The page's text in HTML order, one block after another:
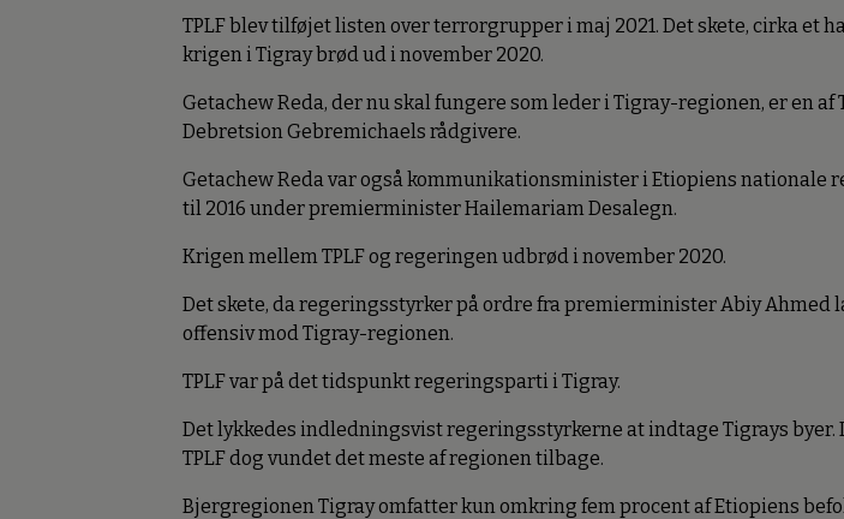
TPLF blev tilføjet listen over terrorgrupper i maj 2021. Det skete, cirka et
krigen i Tigray brød ud i november 2020.
Getachew Reda, der nu skal fungere som leder i Tigray-regionen, er en af
Debretsion Gebremichaels rådgivere.
Getachew Reda var også kommunikationsminister i Etiopiens nationale
til 2016 under premierminister Hailemariam Desalegn.
Krigen mellem TPLF og regeringen udbrød i november 2020.
Det skete, da regeringsstyrker på ordre fra premierminister Abiy Ahmed
offensiv mod Tigray-regionen.
TPLF var på det tidspunkt regeringsparti i Tigray.
Det lykkedes indledningsvist regeringsstyrkerne at indtage Tigrays byer.
TPLF dog vundet det meste af regionen tilbage.
Bjergregionen Tigray omfatter kun omkring fem procent af Etiopiens